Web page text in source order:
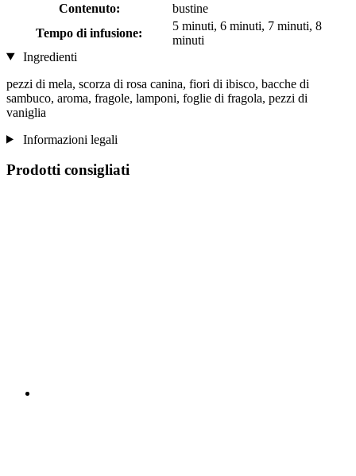
Contenuto:
bustine
Tempo di infusione:
5 minuti, 6 minuti, 7 minuti, 8
minuti
Ingredienti
pezzi di mela, scorza di rosa canina, fiori di ibisco, bacche di
sambuco, aroma, fragole, lamponi, foglie di fragola, pezzi di
vaniglia
Informazioni legali
Prodotti consigliati